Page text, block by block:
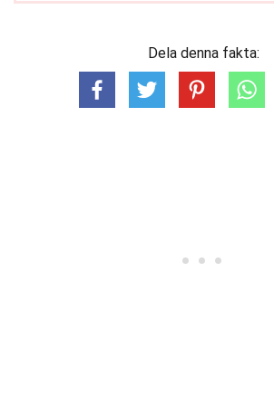
Dela denna fakta: